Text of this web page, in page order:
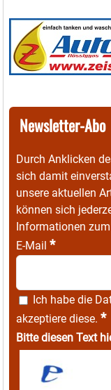
Newsletter-Abo
Durch Anklicken
sich damit
unsere aktuellen
können sich
Informationen
E-Mail *
Ich habe die
akzeptiere diese. *
Bitte diesen Text